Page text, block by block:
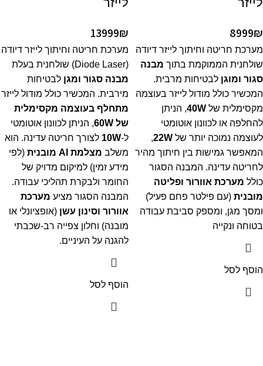
8999₪
מערכת חריטה וחיתוך לייזר דיודה
שולחנית הממוקמת בתוך מבנה
סגור ומוגן לבטיחות מרבית.
המכשיר כולל מודול לייזר בעוצמה
מקסימלית של
40W
, הניתן
להחלפה או לכוונון אוטומטי
לעוצמה נמוכה יותר של
22W
,
המאפשר גמישות בין חיתוך מהיר
לחריטה עדינה. המבנה הסגור
כולל מערכת אוורור ופליטה
מובנית (עם פילטר פחם פעיל)
ומסך מגן, ומספק סביבת עבודה
בטוחה ונקייה
הוסף לסל
13999₪
מערכת חריטה וחיתוך לייזר דיודה
(Diode Laser) שולחנית בעלת
מבנה סגור ומגן לבטיחות
מירבית. המכשיר כולל מודול לייזר
מתחלף בעוצמה מקסימלית
של
60W
, הניתן לכוונון אוטומטי
ל-
10W
לצורך חריטה עדינה. הוא
משלב מצלמת AI מובנית
(לפי
מידע זמין) למיקום מדויק של
החומר ולבקרת תהליכי עבודה.
המבנה הסגור מציע מערכת
אוורור וסינון עשן (אופציונלי או
מובנה) וחלון צפייה רב-שכבתי
להגנה על העיניים.
הוסף לסל